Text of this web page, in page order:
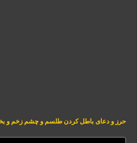
حرز و دعای باطل کردن طلسم و چشم زخم و